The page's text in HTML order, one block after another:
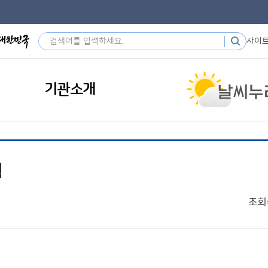
사이
기관소개
조회